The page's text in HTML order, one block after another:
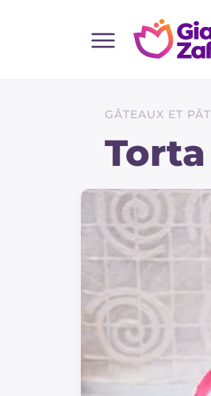
Toutes les recettes
Plats principaux
Boissons et rafraîchissements
Pizzas et focaccia
Gateaux et patisserie
GÂTEAUX ET